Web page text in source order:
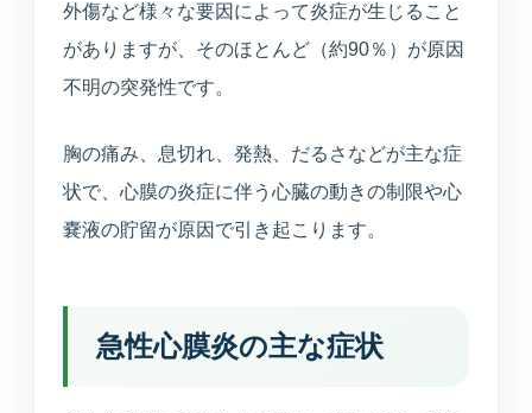
季節性ワクチンから各種予防接種までご相談いただ
けます。
外傷など様々な要因によって炎症が生じること
がありますが、そのほとんど（約90％）が原因
不明の突発性です。
胸の痛み、息切れ、発熱、だるさなどが主な症
状で、心膜の炎症に伴う心臓の動きの制限や心
嚢液の貯留が原因で引き起こります。
急性心膜炎の主な症状